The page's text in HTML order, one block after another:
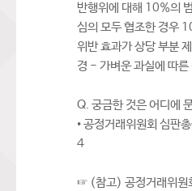
반행위에 대해 10%의
심의 모두 협조한 경우
위반 효과가 상당 부분
경 - 가벼운 과실에 따른
Q. 궁금한 것은 어디에
• 공정거래위원회 심
4
☞ (참고) 공정거래위원